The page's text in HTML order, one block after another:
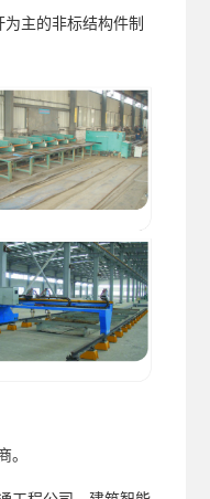
主的非标结构件制
。